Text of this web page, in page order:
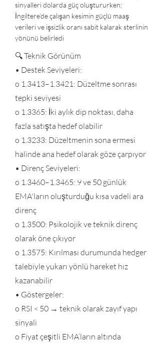
sinyalleri dolarda güç oluştururken;
İngiltere’de çalışan kesimin güçlü maaş
verileri ve işsizlik oranı sabit kalarak sterlinin
yönünü belirledi
🔍 Teknik Görünüm
• Destek Seviyeleri:
o 1.3413–1.3421: Düzeltme sonrası
tepki seviyesi
o 1.3365: İki aylık dip noktası, daha
fazla satışta hedef olabilir
o 1.3233: Düzeltmenin sona ermesi
halinde ana hedef olarak göze çarpıyor
• Direnç Seviyeleri:
o 1.3460–1.3465: 9 ve 50 günlük
EMA'ların oluşturduğu kısa vadeli ara
direnç
o 1.3500: Psikolojik ve teknik direnç
olarak öne çıkıyor
o 1.3575: Kırılması durumunda hedger
talebiyle yukarı yönlü hareket hız
kazanabilir
• Göstergeler:
o RSI < 50 → teknik olarak zayıf yapı
sinyali
o Fiyat çeşitli EMA’ların altında